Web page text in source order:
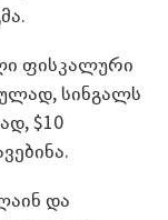
ფისკალური
სინგალს
$10
და